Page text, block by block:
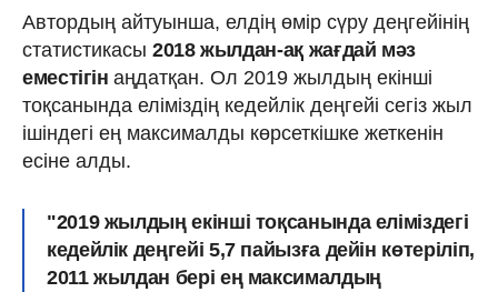
Автордың айтуынша, елдің өмір сүру деңгейінің
статистикасы 2018 жылдан-ақ жағдай мәз
еместігінаңдатқан. Ол 2019 жылдың екінші
тоқсанында еліміздің кедейлік деңгейі сегіз жыл
ішіндегі ең максималды көрсеткішке жеткенін
есіне алды.
"2019 жылдың екінші тоқсанында еліміздегі
кедейлік деңгейі 5,7 пайызға дейін көтеріліп,
2011 жылдан бері ең максималдың